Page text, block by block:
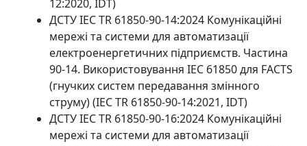
12:2020, IDT)
ДСТУ IEC TR 61850-90-14:2024 Комунікаційні
мережі та системи для автоматизації
електроенергетичних підприємств. Частина
90-14. Використовування IEC 61850 для FACTS
(гнучких систем передавання змінного
струму) (IEC TR 61850-90-14:2021, IDT)
ДСТУ IEC TR 61850-90-16:2024 Комунікаційні
мережі та системи для автоматизації